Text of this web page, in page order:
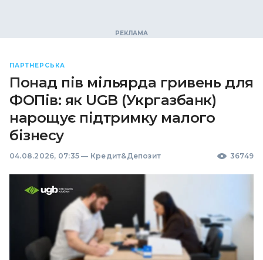
ПАРТНЕРСЬКА
Понад пів мільярда гривень для
ФОПів: як UGB (Укргазбанк)
нарощує підтримку малого
бізнесу
04.08.2026, 07:35 — Кредит&Депозит 36749